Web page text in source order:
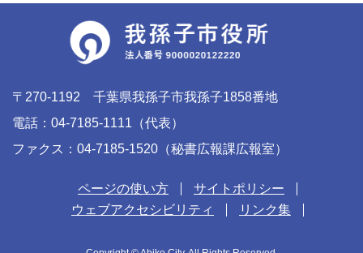
〒270-1192 千葉県我孫子市我孫子1858番地
電話：04-7185-1111（代表）
ファクス：04-7185-1520（秘書広報課広報室）
ページの使い方
サイトポリシー
ウェブアクセシビリティ
リンク集